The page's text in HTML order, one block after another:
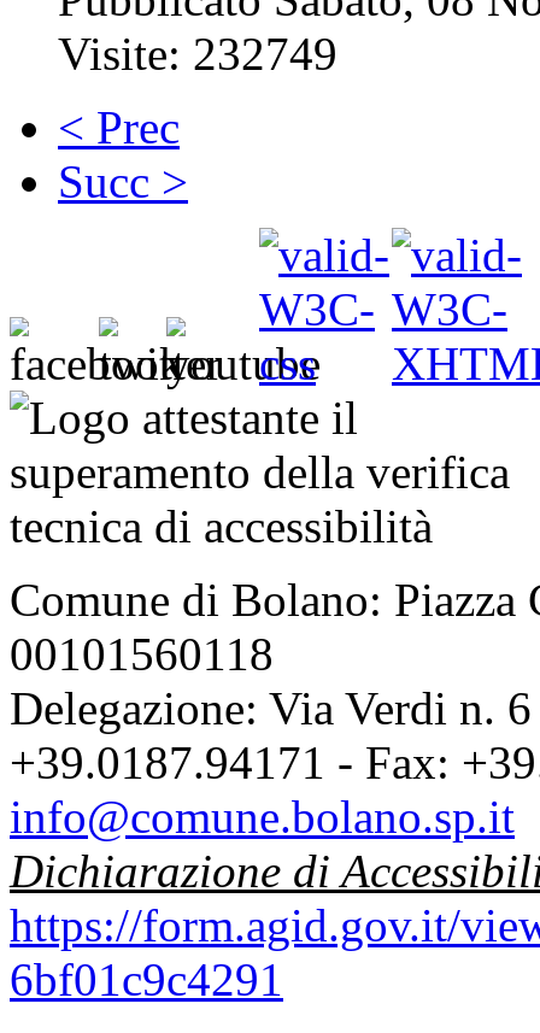
Visite: 232749
< Prec
Succ >
Comune di Bolano:
00101560118
Delegazione: Via Verdi n.
+39.0187.94171 - Fax:
info@comune.bolano.sp.it
Dichiarazione di
https://form.agid.gov.it/
6bf01c9c4291